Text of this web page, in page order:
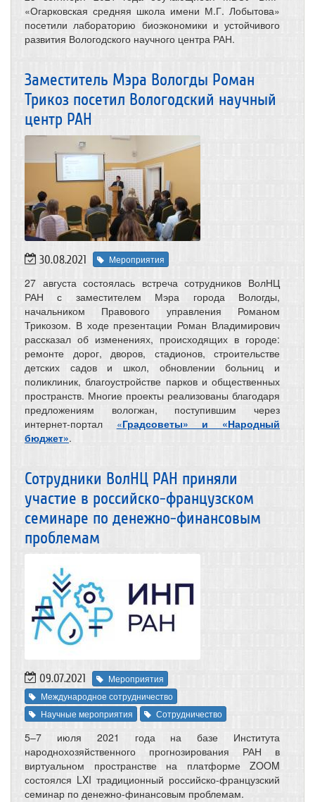
«Огарковская средняя школа имени М.Г. Лобытова»
посетили лабораторию биоэкономики и устойчивого
развития Вологодского научного центра РАН.
Заместитель Мэра Вологды Роман
Трикоз посетил Вологодский научный
центр РАН
30.08.2021 Мероприятия
27 августа состоялась встреча сотрудников ВолНЦ
РАН с заместителем Мэра города Вологды,
начальником Правового управления Романом
Трикозом. В ходе презентации Роман Владимирович
рассказал об изменениях, происходящих в городе:
ремонте дорог, дворов, стадионов, строительстве
детских садов и школ, обновлении больниц и
поликлиник, благоустройстве парков и общественных
пространств. Многие проекты реализованы благодаря
предложениям вологжан, поступившим через
интернет-портал «Градсоветы» и «Народный
бюджет».
Сотрудники ВолНЦ РАН приняли
участие в российско-французском
семинаре по денежно-финансовым
проблемам
09.07.2021
Мероприятия
Международное сотрудничество
Научные мероприятия
Сотрудничество
5–7 июля 2021 года на базе Института
народнохозяйственного прогнозирования РАН в
виртуальном пространстве на платформе ZOOM
состоялся LXI традиционный российско-французский
семинар по денежно-финансовым проблемам.